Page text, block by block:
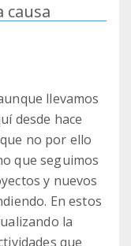
causa
llevamos
desde hace
no por ello
que seguimos
y nuevos
En estos
la
que